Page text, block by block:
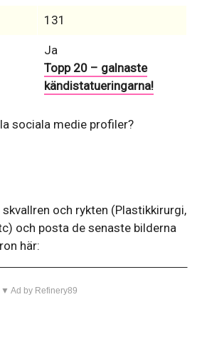
131
Ja
Topp 20 – galnaste
kändistatueringarna!
sociala medie profiler?
och rykten (Plastikkirurgi,
och posta de senaste bilderna
här:
▼ Ad by Refinery89